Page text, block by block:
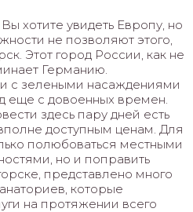
хотите увидеть Европу, но
не позволяют этого,
Этот город России, как не
Германию.
с зелеными насаждениями
еще с довоенных времен.
здесь пару дней есть
доступным ценам. Для
полюбоваться местными
но и поправить
представлено много
которые
на протяжении всего